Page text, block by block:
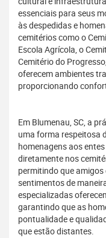
essenciais para seus
às despedidas e
cemitérios como o
Escola Agrícola, o
Cemitério do
oferecem ambientes
proporcionando
Em Blumenau, SC, a
uma forma respeitosa
homenagens aos
diretamente nos
permitindo que
sentimentos de
especializadas
garantindo que as
pontualidade e
que estão distantes.